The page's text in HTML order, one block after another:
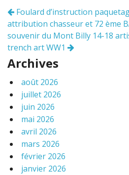
o
k
Navigation
des
articles
Foulard d’instruction
attribution chasseur et 72 ème
souvenir du Mont Billy 14-18
trench art WW1
Archives
août 2026
juillet 2026
juin 2026
mai 2026
avril 2026
mars 2026
février 2026
janvier 2026